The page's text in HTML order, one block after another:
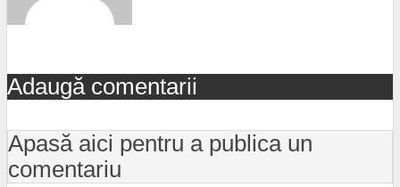
Adaugă comentarii
Apasă aici pentru a publica un
comentariu